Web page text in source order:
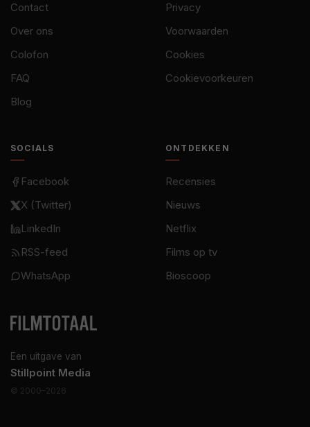
Een uitgave van
Stillpoint Media
© 2000–2026
Contact
Over ons
Colofon
FAQ
Blog
Privacy
Voorwaarden
Cookies
Cookievoorkeuren
SOCIALS
Facebook
X (Twitter)
LinkedIn
RSS-feed
WhatsApp
ONTDEKKEN
Recensies
Nieuws
Netflix
Films op tv
Bioscoop